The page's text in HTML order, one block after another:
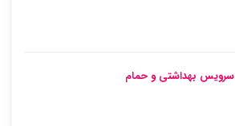
سرویس بهداشتی و حمام